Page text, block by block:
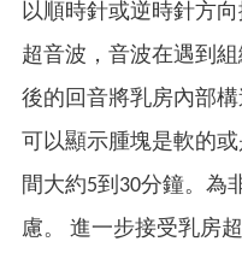
以順時針或逆時針方
超音波，音波在遇到
後的回音將乳房內部
可以顯示腫塊是軟的
間大約5到30分鐘。為
慮。
進一步接受乳房